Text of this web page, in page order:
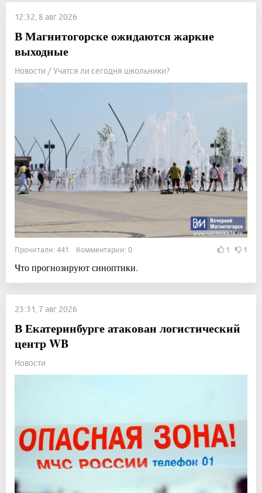
12:32, 8 авг 2026
В Магнитогорске ожидаются жаркие
выходные
Новости / Учатся ли сегодня школьники?
Прочитали: 441 Комментарии: 0 1 1
Что прогнозируют синоптики.
23:31, 7 авг 2026
В Екатеринбурге атакован логистический
центр WB
Новости